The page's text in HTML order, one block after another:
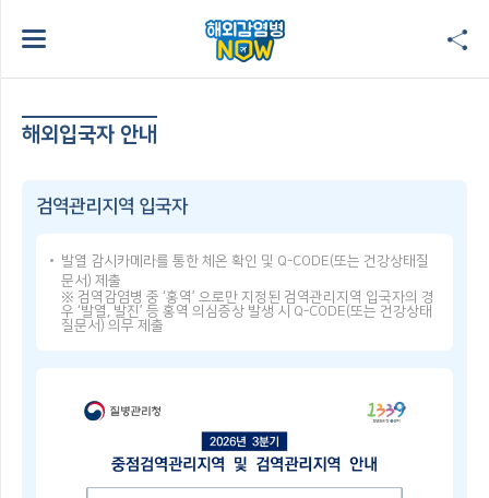
해외입국자 안내
검역관리지역 입국자
발열 감시카메라를 통한 체온 확인 및 Q-CODE(또는 건강상태질
문서) 제출
※ 검역감염병 중 ‘홍역’ 으로만 지정된 검역관리지역 입국자의 경
우 ‘발열, 발진’ 등 홍역 의심증상 발생 시 Q-CODE(또는 건강상태
질문서) 의무 제출